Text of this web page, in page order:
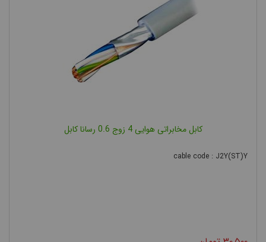
کابل مخابراتی هوایی 4 زوج 0.6 رسانا کابل
cable code : J2Y(ST)Y